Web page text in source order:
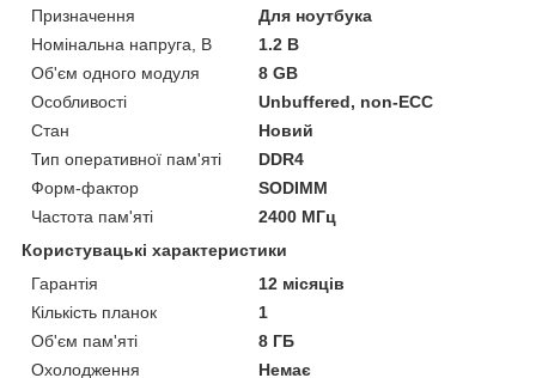
Призначення
Для ноутбука
Номінальна напруга, В
1.2 В
Об'єм одного модуля
8 GB
Особливості
Unbuffered, non-ECC
Стан
Новий
Тип оперативної пам'яті
DDR4
Форм-фактор
SODIMM
Частота пам'яті
2400 МГц
Користувацькі характеристики
Гарантія
12 місяців
Кількість планок
1
Об'єм пам'яті
8 ГБ
Охолодження
Немає